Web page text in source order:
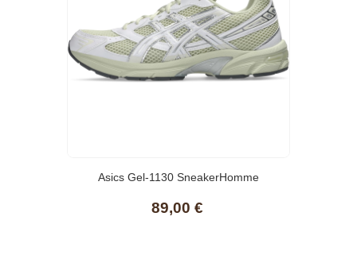
Asics Gel-1130 SneakerHomme
89,00 €